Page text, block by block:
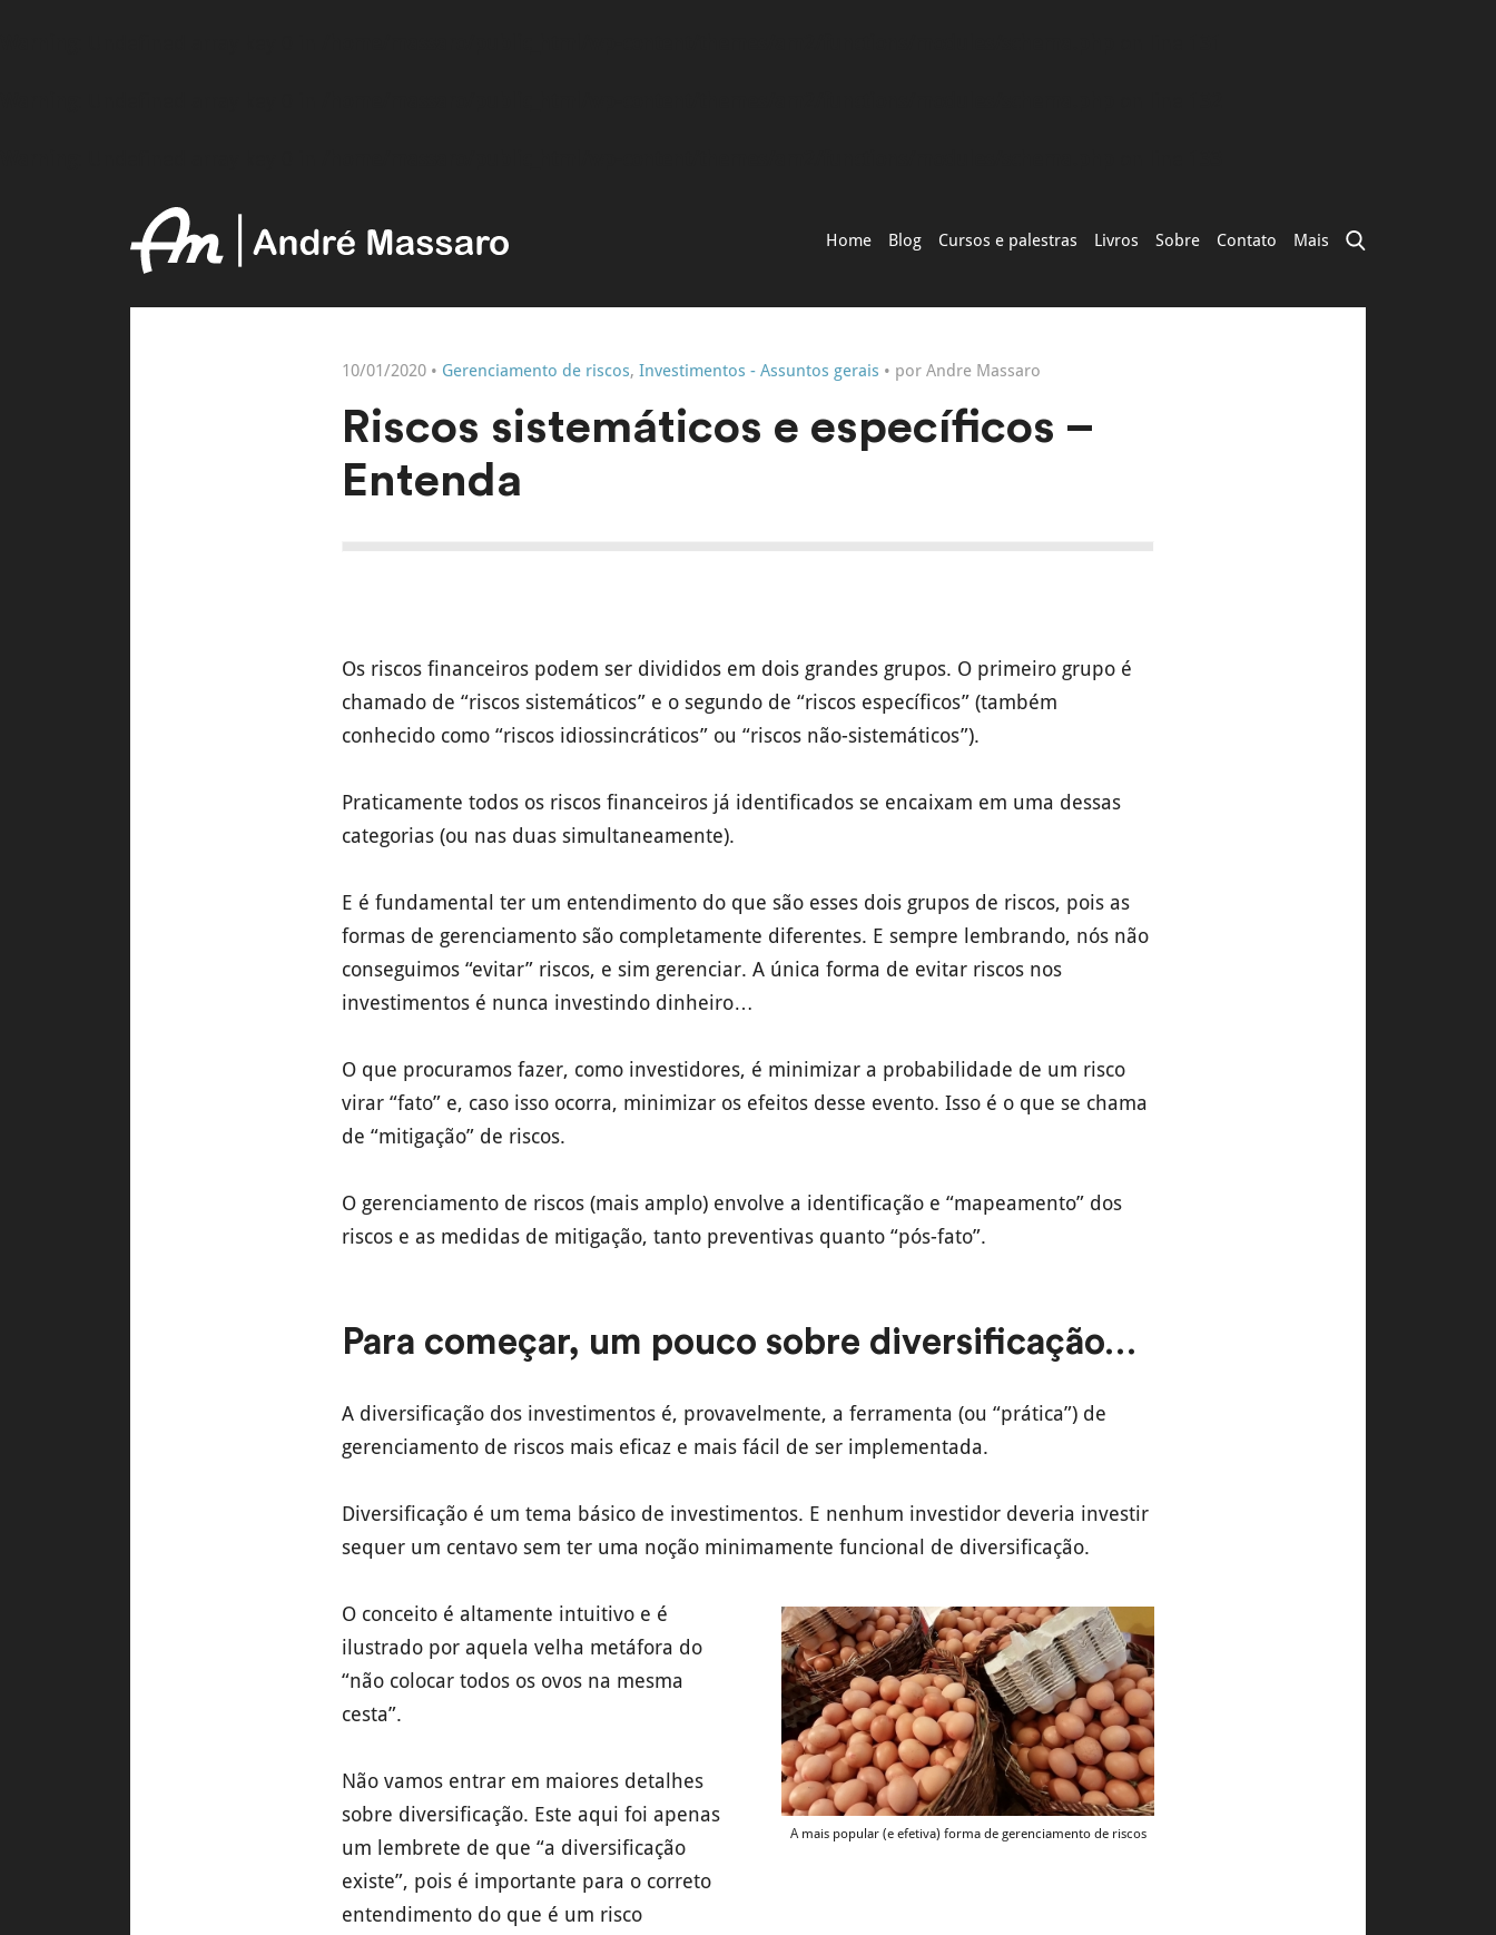
Home Blog Cursos e palestras Livros Sobre Contato Mais
10/01/2020 • Gerenciamento de riscos, Investimentos - Assuntos gerais • por Andre Massaro
Riscos sistemáticos e específicos –
Entenda
Os riscos financeiros podem ser divididos em dois grandes grupos. O primeiro grupo é
chamado de “riscos sistemáticos” e o segundo de “riscos específicos” (também
conhecido como “riscos idiossincráticos” ou “riscos não-sistemáticos”).
Praticamente todos os riscos financeiros já identificados se encaixam em uma dessas
categorias (ou nas duas simultaneamente).
E é fundamental ter um entendimento do que são esses dois grupos de riscos, pois as
formas de gerenciamento são completamente diferentes. E sempre lembrando, nós não
conseguimos “evitar” riscos, e sim gerenciar. A única forma de evitar riscos nos
investimentos é nunca investindo dinheiro…
O que procuramos fazer, como investidores, é minimizar a probabilidade de um risco
virar “fato” e, caso isso ocorra, minimizar os efeitos desse evento. Isso é o que se chama
de “mitigação” de riscos.
O gerenciamento de riscos (mais amplo) envolve a identificação e “mapeamento” dos
riscos e as medidas de mitigação, tanto preventivas quanto “pós-fato”.
Para começar, um pouco sobre diversificação…
A diversificação dos investimentos é, provavelmente, a ferramenta (ou “prática”) de
gerenciamento de riscos mais eficaz e mais fácil de ser implementada.
Diversificação é um tema básico de investimentos. E nenhum investidor deveria investir
sequer um centavo sem ter uma noção minimamente funcional de diversificação.
A mais popular (e efetiva) forma de gerenciamento de riscos
O conceito é altamente intuitivo e é
ilustrado por aquela velha metáfora do
“não colocar todos os ovos na mesma
cesta”.
Não vamos entrar em maiores detalhes
sobre diversificação. Este aqui foi apenas
um lembrete de que “a diversificação
existe”, pois é importante para o correto
entendimento do que é um risco